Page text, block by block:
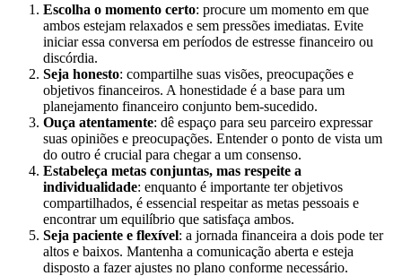
Escolha o momento certo: procure um momento em que
ambos estejam relaxados e sem pressões imediatas. Evite
iniciar essa conversa em períodos de estresse financeiro ou
discórdia.
Seja honesto: compartilhe suas visões, preocupações e
objetivos financeiros. A honestidade é a base para um
planejamento financeiro conjunto bem-sucedido.
Ouça atentamente: dê espaço para seu parceiro expressar
suas opiniões e preocupações. Entender o ponto de vista um
do outro é crucial para chegar a um consenso.
Estabeleça metas conjuntas, mas respeite a
individualidade: enquanto é importante ter objetivos
compartilhados, é essencial respeitar as metas pessoais e
encontrar um equilíbrio que satisfaça ambos.
Seja paciente e flexível: a jornada financeira a dois pode ter
altos e baixos. Mantenha a comunicação aberta e esteja
disposto a fazer ajustes no plano conforme necessário.